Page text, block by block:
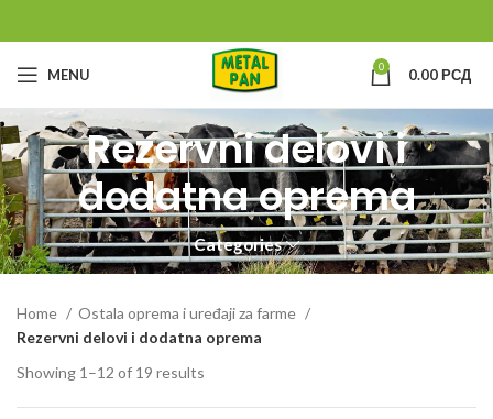
MENU 0 0.00РСД
Rezervni delovi i
dodatna oprema
Categories
Home
Ostala oprema i uređaji za farme
Rezervni delovi i dodatna oprema
Showing 1–12 of 19 results